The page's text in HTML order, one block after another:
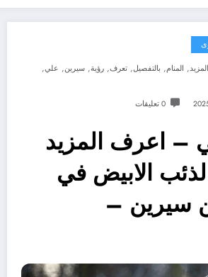
المزيد, المنام, بالتفصيل, تعرف, رؤية, سيرين, علي,
0 تعليقات
– اعرف المزيد
الابيض في
سيرين –